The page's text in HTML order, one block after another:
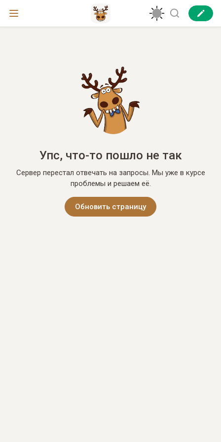
Упс, что-то пошло не так
Сервер перестал отвечать на запросы. Мы уже в курсе
проблемы и решаем её.
Обновить страницу